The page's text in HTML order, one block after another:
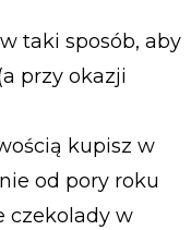
taki sposób, aby
przy okazji
kupisz w
od pory roku
czekolady w